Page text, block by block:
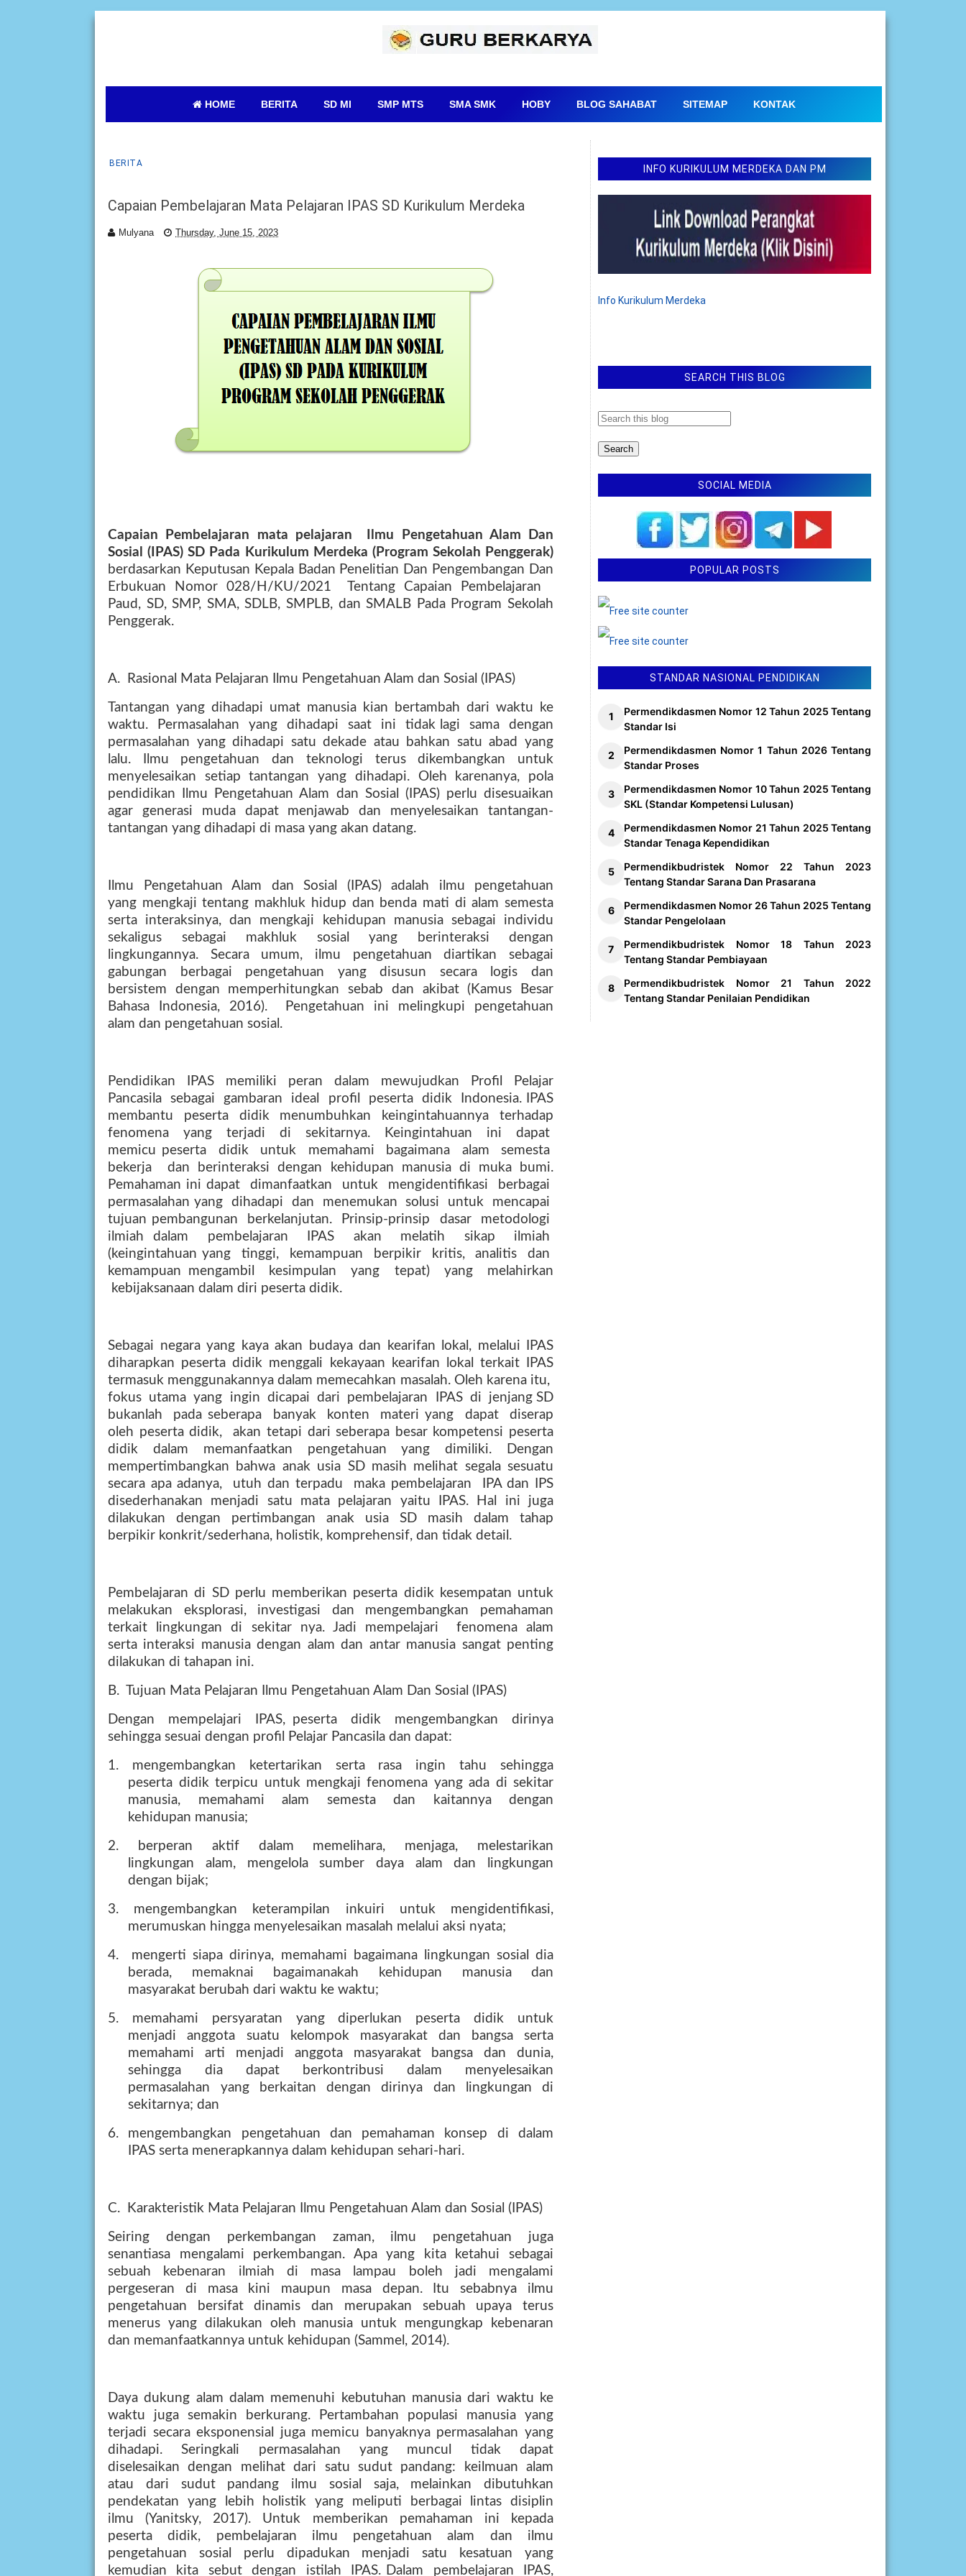
HOME BERITA SD MI SMP MTS SMA SMK HOBY BLOG SAHABAT SITEMAP KONTAK
BERITA
Capaian Pembelajaran Mata Pelajaran IPAS SD Kurikulum Merdeka
Mulyana Thursday, June 15, 2023
Capaian Pembelajaran mata pelajaran
Ilmu Pengetahuan Alam Dan
Sosial (IPAS) SD Pada Kurikulum Merdeka (Program Sekolah Penggerak)
berdasarkan Keputusan Kepala Badan Penelitian Dan Pengembangan Dan
Erbukuan Nomor 028/H/KU/2021
Tentang Capaian Pembelajaran
Paud, SD, SMP, SMA, SDLB, SMPLB, dan SMALB Pada Program Sekolah
Penggerak.
A. Rasional Mata Pelajaran Ilmu Pengetahuan Alam dan Sosial (IPAS)
Tantangan yang dihadapi umat manusia kian bertambah dari waktu ke
waktu.
Permasalahan yang dihadapi saat ini tidak lagi sama
dengan
permasalahan yang dihadapi satu dekade atau bahkan satu abad yang
lalu.
Ilmu pengetahuan dan teknologi terus dikembangkan
untuk
menyelesaikan
setiap tantangan yang dihadapi. Oleh karenanya,
pola
pendidikan Ilmu Pengetahuan Alam dan Sosial (IPAS) perlu disesuaikan
agar
generasi muda dapat menjawab dan menyelesaikan
tantangan-
tantangan yang dihadapi di masa yang akan datang.
Ilmu Pengetahuan Alam dan Sosial (IPAS) adalah ilmu
pengetahuan
yang mengkaji tentang makhluk hidup dan benda mati di alam semesta
serta
interaksinya, dan mengkaji kehidupan manusia sebagai
individu
sekaligus
sebagai makhluk sosial yang berinteraksi
dengan
lingkungannya.
Secara umum, ilmu pengetahuan diartikan
sebagai
gabungan
berbagai pengetahuan yang disusun secara logis
dan
bersistem
dengan memperhitungkan sebab dan akibat (Kamus
Besar
Bahasa
Indonesia, 2016). Pengetahuan ini melingkupi
pengetahuan
alam dan pengetahuan sosial.
Pendidikan IPAS memiliki peran dalam mewujudkan Profil
Pelajar
Pancasila
sebagai gambaran ideal profil peserta didik
Indonesia. IPAS
membantu
peserta didik menumbuhkan keingintahuannya
terhadap
fenomena
yang terjadi di sekitarnya. Keingintahuan ini
dapat
memicu peserta
didik untuk memahami bagaimana alam
semesta
bekerja
dan berinteraksi dengan kehidupan manusia di muka bumi.
Pemahaman ini dapat
dimanfaatkan untuk mengidentifikasi
berbagai
permasalahan yang
dihadapi dan menemukan solusi untuk
mencapai
tujuan pembangunan
berkelanjutan. Prinsip-prinsip dasar
metodologi
ilmiah dalam
pembelajaran IPAS akan melatih sikap
ilmiah
(keingintahuan yang
tinggi, kemampuan berpikir kritis, analitis
dan
kemampuan mengambil
kesimpulan yang tepat) yang
melahirkan
kebijaksanaan dalam diri peserta didik.
Sebagai negara yang kaya akan budaya dan kearifan lokal, melalui IPAS
diharapkan peserta didik menggali kekayaan kearifan lokal terkait IPAS
termasuk menggunakannya dalam memecahkan masalah. Oleh karena itu,
fokus utama yang ingin dicapai dari pembelajaran IPAS di
jenjang SD
bukanlah
pada seberapa banyak konten materi yang dapat
diserap
oleh peserta didik,
akan tetapi dari seberapa besar kompetensi peserta
didik
dalam memanfaatkan pengetahuan yang dimiliki.
Dengan
mempertimbangkan bahwa anak usia SD masih melihat segala sesuatu
secara apa adanya,
utuh dan terpadu maka pembelajaran
IPA dan IPS
disederhanakan
menjadi satu mata pelajaran yaitu IPAS. Hal ini
juga
dilakukan
dengan pertimbangan anak usia SD masih dalam
tahap
berpikir konkrit/sederhana, holistik, komprehensif, dan tidak detail.
Pembelajaran di SD perlu memberikan peserta didik kesempatan untuk
melakukan
eksplorasi, investigasi dan mengembangkan
pemahaman
terkait
lingkungan di sekitar nya. Jadi mempelajari fenomena
alam
serta interaksi manusia dengan alam dan antar manusia sangat penting
dilakukan di tahapan ini.
B. Tujuan Mata Pelajaran Ilmu Pengetahuan Alam Dan Sosial (IPAS)
Dengan mempelajari IPAS, peserta didik mengembangkan
dirinya
sehingga sesuai dengan profil Pelajar Pancasila dan dapat:
1. mengembangkan ketertarikan serta rasa ingin tahu
sehingga
peserta didik terpicu untuk mengkaji fenomena yang ada di sekitar
manusia,
memahami alam semesta dan kaitannya
dengan
kehidupan manusia;
2. berperan aktif dalam memelihara, menjaga,
melestarikan
lingkungan
alam, mengelola sumber daya alam dan
lingkungan
dengan bijak;
3. mengembangkan keterampilan inkuiri untuk
mengidentifikasi,
merumuskan hingga menyelesaikan masalah melalui aksi nyata;
4.
mengerti siapa dirinya, memahami bagaimana lingkungan sosial dia
berada,
memaknai bagaimanakah kehidupan manusia
dan
masyarakat berubah dari waktu ke waktu;
5. memahami persyaratan yang diperlukan peserta didik
untuk
menjadi
anggota suatu kelompok masyarakat dan bangsa
serta
memahami
arti menjadi anggota masyarakat bangsa dan
dunia,
sehingga
dia dapat berkontribusi dalam
menyelesaikan
permasalahan
yang berkaitan dengan dirinya dan lingkungan
di
sekitarnya; dan
6. mengembangkan pengetahuan dan pemahaman konsep di
dalam
IPAS serta menerapkannya dalam kehidupan sehari-hari.
C. Karakteristik Mata Pelajaran Ilmu Pengetahuan Alam dan Sosial (IPAS)
Seiring dengan perkembangan zaman, ilmu pengetahuan
juga
senantiasa
mengalami perkembangan. Apa yang kita ketahui
sebagai
sebuah
kebenaran ilmiah di masa lampau boleh jadi
mengalami
pergeseran
di masa kini maupun masa depan. Itu sebabnya
ilmu
pengetahuan
bersifat dinamis dan merupakan sebuah upaya
terus
menerus yang dilakukan oleh manusia untuk mengungkap
kebenaran
dan memanfaatkannya untuk kehidupan (Sammel, 2014).
Daya dukung alam dalam memenuhi kebutuhan manusia dari waktu ke
waktu
juga semakin berkurang. Pertambahan populasi manusia
yang
terjadi secara eksponensial juga memicu banyaknya permasalahan yang
dihadapi.
Seringkali permasalahan yang muncul tidak
dapat
diselesaikan
dengan melihat dari satu sudut pandang: keilmuan
alam
atau
dari sudut pandang ilmu sosial saja, melainkan
dibutuhkan
pendekatan
yang lebih holistik yang meliputi berbagai lintas
disiplin
ilmu
(Yanitsky, 2017). Untuk memberikan pemahaman ini
kepada
peserta
didik, pembelajaran ilmu pengetahuan alam dan
ilmu
pengetahuan
sosial perlu dipadukan menjadi satu kesatuan
yang
kemudian
kita sebut dengan istilah IPAS. Dalam pembelajaran IPAS,
INFO KURIKULUM MERDEKA DAN PM
Info Kurikulum Merdeka
SEARCH THIS BLOG
SOCIAL MEDIA
POPULAR POSTS
STANDAR NASIONAL PENDIDIKAN
Permendikdasmen Nomor 12 Tahun 2025 Tentang
Standar Isi
Permendikdasmen Nomor 1 Tahun 2026 Tentang
Standar Proses
Permendikdasmen Nomor 10 Tahun 2025 Tentang
SKL (Standar Kompetensi Lulusan)
Permendikdasmen Nomor 21 Tahun 2025 Tentang
Standar Tenaga Kependidikan
Permendikbudristek Nomor 22 Tahun 2023
Tentang Standar Sarana Dan Prasarana
Permendikdasmen Nomor 26 Tahun 2025 Tentang
Standar Pengelolaan
Permendikbudristek Nomor 18 Tahun 2023
Tentang Standar Pembiayaan
Permendikbudristek Nomor 21 Tahun 2022
Tentang Standar Penilaian Pendidikan